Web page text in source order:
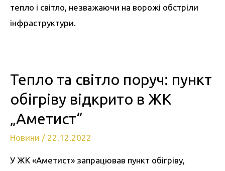
тепло і світло, незважаючи на ворожі обстріли
інфраструктури.
Тепло та світло поруч: пункт
обігріву відкрито в ЖК
„Аметист“
Новини / 22.12.2022
У ЖК «Аметист» запрацював пункт обігріву,